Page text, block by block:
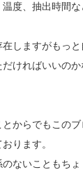
度、抽出時間
しますがもっ
ければいいの
からでもこの
ります。
ないこともち